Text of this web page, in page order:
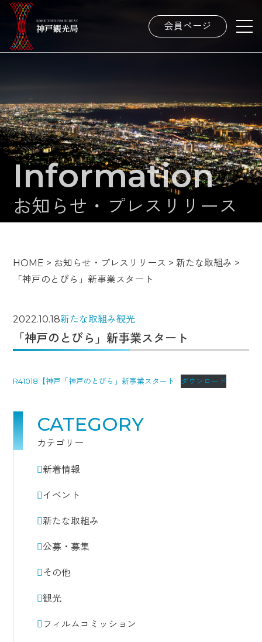
会員ページ
Information
お知らせ・プレスリリース
HOME > お知らせ・プレスリリース >新たな取組み >
「神戸のとびら」新事業スタート
2022.10.18新たな取組み観光
「神戸のとびら」新事業スタート
R41018【神戸「神戸のとびら」新事業スタート ダウンロード
CATEGORY
カテゴリー
新着情報
イベント
新たな取組み
公募・募集
その他
観光
フィルムコミッション